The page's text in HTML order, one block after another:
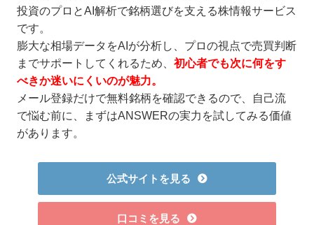
投資のプロとAI解析で銘柄選びを支える株情報サービス
です。
膨大な相場データをAIが分析し、プロの視点で売買判断
までサポートしてくれるため、初心者でも次に何をす
べきか迷いにくいのが魅力。
メール登録だけで無料銘柄を確認できるので、自己流
で悩む前に、まずはANSWERの実力を試してみる価値
があります。
公式サイトを見る
口コミを見る